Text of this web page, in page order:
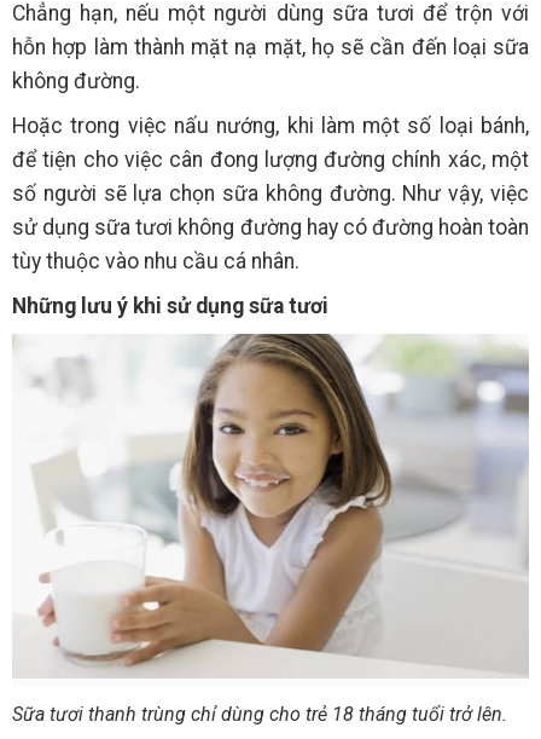
Chẳng hạn, nếu một người dùng sữa tươi để trộn với
hỗn hợp làm thành mặt nạ mặt, họ sẽ cần đến loại sữa
không đường.
Hoặc trong việc nấu nướng, khi làm một số loại bánh,
để tiện cho việc cân đong lượng đường chính xác, một
số người sẽ lựa chọn sữa không đường. Như vậy, việc
sử dụng sữa tươi không đường hay có đường hoàn toàn
tùy thuộc vào nhu cầu cá nhân.
Những lưu ý khi sử dụng sữa tươi
Sữa tươi thanh trùng chỉ dùng cho trẻ 18 tháng tuổi trở lên.